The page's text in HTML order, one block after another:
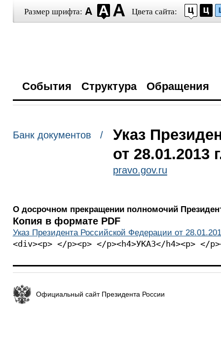
Размер шрифта: Цвета сайта:
События Структура Обращения
Банк документов /
Указ
от 28.01.2013
pravo.gov.ru
О досрочном прекращении полномочий
Копия в формате PDF
Указ Президента Российской Федерации от
<div><p> </p><p> </p><h4>УКАЗ</h4><p> </
Официальный сайт Президента России